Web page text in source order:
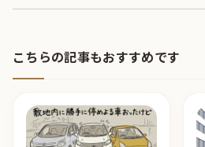
こちらの記事もおすすめです